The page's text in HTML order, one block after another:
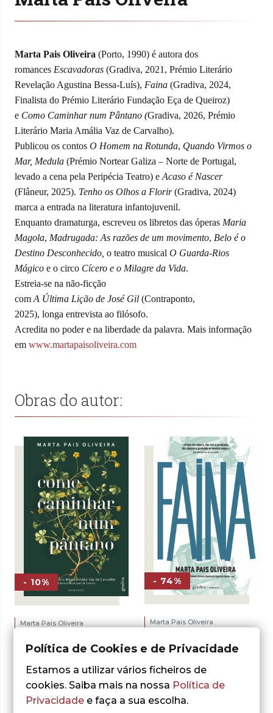
Marta Pais Oliveira (Porto, 1990) é autora dos
romances Escavadoras (Gradiva, 2021, Prémio Literário
Revelação Agustina Bessa-Luís), Faina (Gradiva, 2024,
Finalista do Prémio Literário Fundação Eça de Queiroz)
e Como Caminhar num Pântano (Gradiva, 2026, Prémio
Literário Maria Amália Vaz de Carvalho).
Publicou os contos O Homem na Rotunda, Quando Virmos o
Mar, Medula (Prémio Nortear Galiza – Norte de Portugal,
levado a cena pela Peripécia Teatro) e Acaso é Nascer
(Flâneur, 2025). Tenho os Olhos a Florir(Gradiva, 2024)
marca a entrada na literatura infantojuvenil.
Enquanto dramaturga, escreveu os libretos das óperas Maria
Magola, Madrugada: As razões de um movimento, Belo é o
Destino Desconhecido, o teatro musical O Guarda-Rios
Mágico e o circo Cícero e o Milagre da Vida.
Estreia-se na não-ficção
com A Última Lição de José Gil (Contraponto,
2025), longa entrevista ao filósofo.
Acredita no poder e na liberdade da palavra. Mais informação
em www.martapaisoliveira.com
Obras do autor:
- 10%
Marta Pais Oliveira
num Pântano
16,50 €
preço
original
era:
16,50 €.
14,85€ O
preço
atual
é:
14,85 €.
- 74%
Marta Pais Oliveira
19,50€ O
original
era:
5,00€O
é:
ADICIONAR
Política de Cookies e de Privacidade
Estamos a utilizar vários ficheiros de
cookies. Saiba mais na nossa Política de
Privacidade e faça a sua escolha.